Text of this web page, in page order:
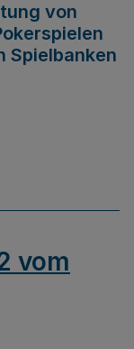
von
Spielbanken
vom